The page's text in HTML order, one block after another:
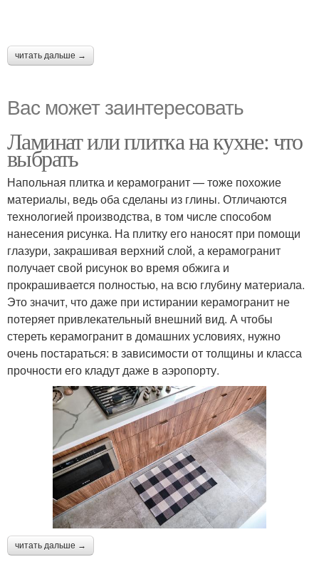
читать дальше →
Вас может заинтересовать
Ламинат или плитка на кухне: что
выбрать
Напольная плитка и керамогранит — тоже похожие
материалы, ведь оба сделаны из глины. Отличаются
технологией производства, в том числе способом
нанесения рисунка. На плитку его наносят при помощи
глазури, закрашивая верхний слой, а керамогранит
получает свой рисунок во время обжига и
прокрашивается полностью, на всю глубину материала.
Это значит, что даже при истирании керамогранит не
потеряет привлекательный внешний вид. А чтобы
стереть керамогранит в домашних условиях, нужно
очень постараться: в зависимости от толщины и класса
прочности его кладут даже в аэропорту.
читать дальше →